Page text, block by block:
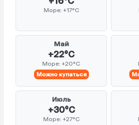
Море: +17°C
Май
+22°C
Море: +20°C
Можно купаться
Июль
+30°C
Море: +27°C